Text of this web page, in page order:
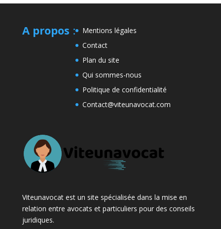
A propos :
Mentions légales
Contact
Plan du site
Qui sommes-nous
Politique de confidentialité
Contact@viteunavocat.com
Viteunavocat est un site spécialisée dans la mise en
relation entre avocats et particuliers pour des conseils
juridiques.